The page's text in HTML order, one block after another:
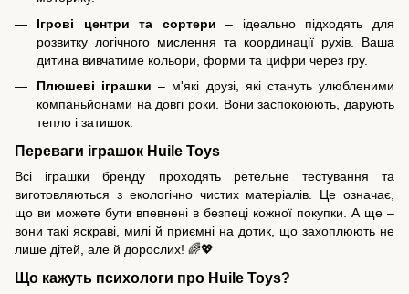
Ігрові центри та сортери – ідеально підходять для
розвитку логічного мислення та координації рухів. Ваша
дитина вивчатиме кольори, форми та цифри через гру.
Плюшеві іграшки – м'які друзі, які стануть улюбленими
компаньйонами на довгі роки. Вони заспокоюють, дарують
тепло і затишок.
Переваги іграшок Huile Toys
Всі іграшки бренду проходять ретельне тестування та
виготовляються з екологічно чистих матеріалів. Це означає,
що ви можете бути впевнені в безпеці кожної покупки. А ще –
вони такі яскраві, милі й приємні на дотик, що захоплюють не
лише дітей, але й дорослих! 🌈💖
Що кажуть психологи про Huile Toys?